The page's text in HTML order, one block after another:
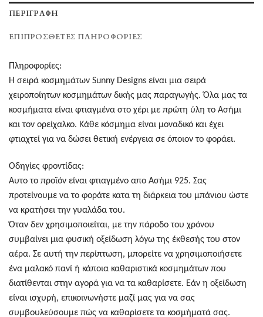
ΠΕΡΙΓΡΑΦΉ
ΕΠΙΠΡΌΣΘΕΤΕΣ ΠΛΗΡΟΦΟΡΊΕΣ
Πληροφορίες:
Η σειρά κοσμημάτων Sunny Designs είναι μια σειρά
χειροποίητων κοσμημάτων δικής μας παραγωγής. Όλα μας τα
κοσμήματα είναι φτιαγμένα στο χέρι με πρώτη ύλη το Ασήμι
και τον ορείχαλκο. Κάθε κόσμημα είναι μοναδικό και έχει
φτιαχτεί για να δώσει θετική ενέργεια σε όποιον το φοράει.
Οδηγίες φροντίδας:
Αυτο το προϊόν είναι φτιαγμένο απο Ασήμι 925. Σας
προτείνουμε να το φοράτε κατα τη διάρκεια του μπάνιου ώστε
να κρατήσει την γυαλάδα του.
Όταν δεν χρησιμοποιείται, με την πάροδο του χρόνου
συμβαίνει μια φυσική οξείδωση λόγω της έκθεσής του στον
αέρα. Σε αυτή την περίπτωση, μπορείτε να χρησιμοποιήσετε
ένα μαλακό πανί ή κάποια καθαριστικά κοσμημάτων που
διατίθενται στην αγορά για να τα καθαρίσετε. Εάν η οξείδωση
είναι ισχυρή, επικοινωνήστε μαζί μας για να σας
συμβουλεύσουμε πώς να καθαρίσετε τα κοσμήματά σας.